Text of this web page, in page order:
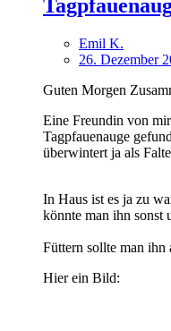
Emil K.
26. Dezember
Guten Morgen
Eine Freundin von
Tagpfauenauge
überwintert ja als
In Haus ist es ja zu
könnte man ihn sonst
Füttern sollte man ihn
Hier ein Bild: